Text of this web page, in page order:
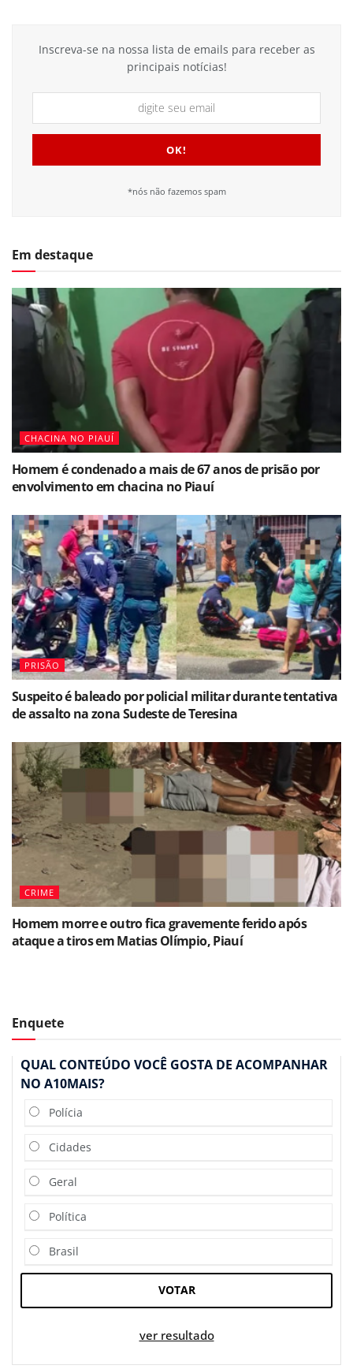
Inscreva-se na nossa lista de emails para receber as
principais notícias!
*nós não fazemos spam
Em destaque
CHACINA NO PIAUÍ
Homem é condenado a mais de 67 anos de prisão por
envolvimento em chacina no Piauí
PRISÃO
Suspeito é baleado por policial militar durante tentativa
de assalto na zona Sudeste de Teresina
CRIME
Homem morre e outro fica gravemente ferido após
ataque a tiros em Matias Olímpio, Piauí
Enquete
QUAL CONTEÚDO VOCÊ GOSTA DE ACOMPANHAR
NO A10MAIS?
Polícia
Cidades
Geral
Política
Brasil
VOTAR
ver resultado